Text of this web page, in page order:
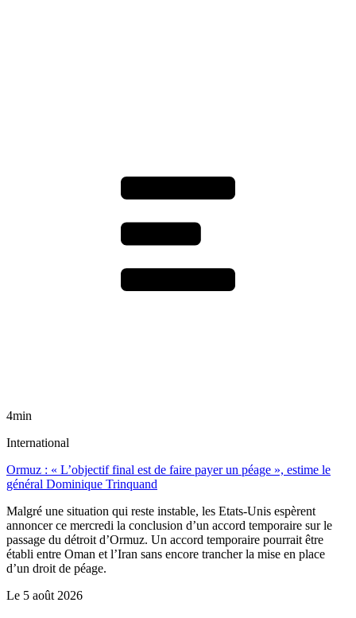
4min
International
Ormuz : « L’objectif final est de faire payer un péage », estime le
général Dominique Trinquand
Malgré une situation qui reste instable, les Etats-Unis espèrent
annoncer ce mercredi la conclusion d’un accord temporaire sur le
passage du détroit d’Ormuz. Un accord temporaire pourrait être
établi entre Oman et l’Iran sans encore trancher la mise en place
d’un droit de péage.
Le 5 août 2026